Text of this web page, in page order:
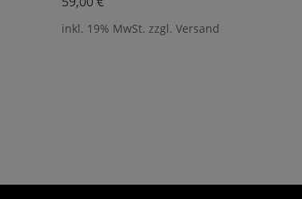
inkl. 19% MwSt. zzgl. Versand